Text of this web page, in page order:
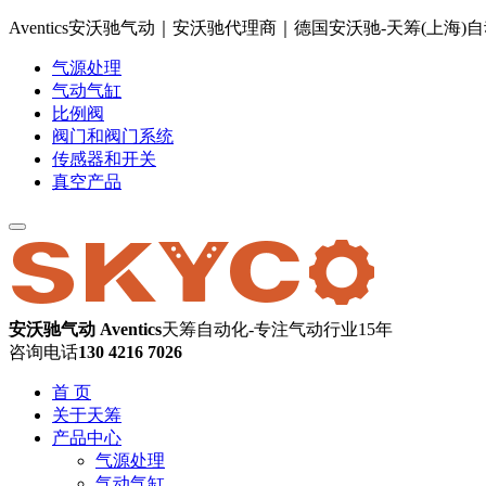
Aventics安沃驰气动｜安沃驰代理商｜德国安沃驰-天筹(上海)
气源处理
气动气缸
比例阀
阀门和阀门系统
传感器和开关
真空产品
安沃驰气动 Aventics天筹自动化-专注气动行业15年
咨询电话130 4216 7026
首 页
关于天筹
产品中心
气源处理